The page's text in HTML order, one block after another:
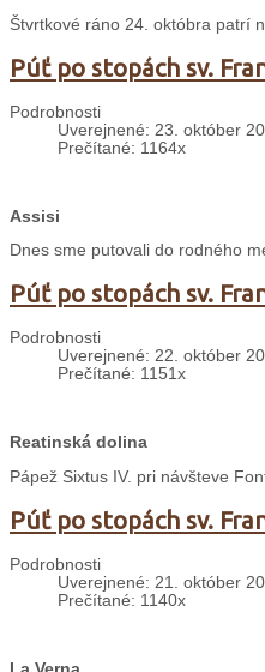
Štvrtkové ráno 24. októbra patrí
Púť po stopách sv.
Podrobnosti
Uverejnené: 23. október
Prečítané: 1164x
Assisi
Dnes sme putovali do rodného
Púť po stopách sv.
Podrobnosti
Uverejnené: 22. október
Prečítané: 1151x
Reatinská dolina
Pápež Sixtus IV. pri návšteve
Púť po stopách sv.
Podrobnosti
Uverejnené: 21. október
Prečítané: 1140x